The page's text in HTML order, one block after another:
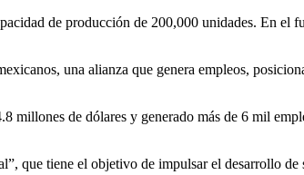
de producción de 200,000 unidades. En
una alianza que genera empleos,
de dólares y generado más de 6 mil
que tiene el objetivo de impulsar el desarrollo de